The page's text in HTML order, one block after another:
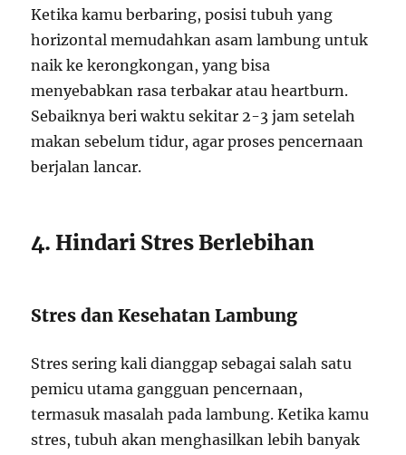
Ketika kamu berbaring, posisi tubuh yang
horizontal memudahkan asam lambung untuk
naik ke kerongkongan, yang bisa
menyebabkan rasa terbakar atau heartburn.
Sebaiknya beri waktu sekitar 2-3 jam setelah
makan sebelum tidur, agar proses pencernaan
berjalan lancar.
4. Hindari Stres Berlebihan
Stres dan Kesehatan Lambung
Stres sering kali dianggap sebagai salah satu
pemicu utama gangguan pencernaan,
termasuk masalah pada lambung. Ketika kamu
stres, tubuh akan menghasilkan lebih banyak